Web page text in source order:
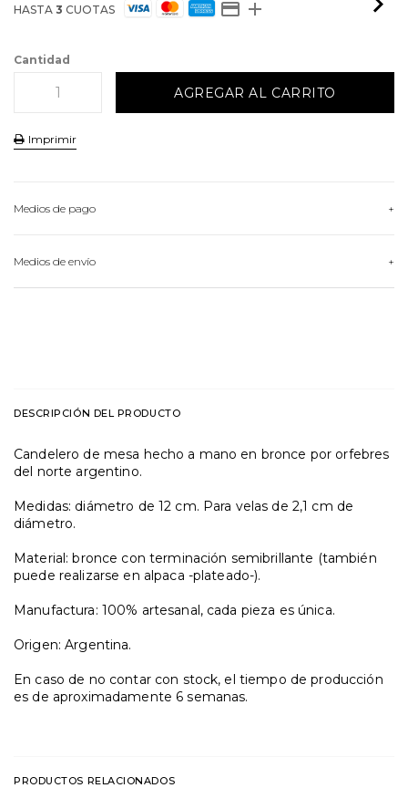
HASTA 3 CUOTAS
Cantidad
Imprimir
Medios de pago
Medios de envío
DESCRIPCIÓN DEL PRODUCTO
Candelero de mesa hecho a mano en bronce por orfebres
del norte argentino.
Medidas: diámetro de 12 cm. Para velas de 2,1 cm de
diámetro.
Material: bronce con terminación semibrillante (también
puede realizarse en alpaca -plateado-).
Manufactura: 100% artesanal, cada pieza es única.
Origen: Argentina.
En caso de no contar con stock, el tiempo de producción
es de aproximadamente 6 semanas.
PRODUCTOS RELACIONADOS